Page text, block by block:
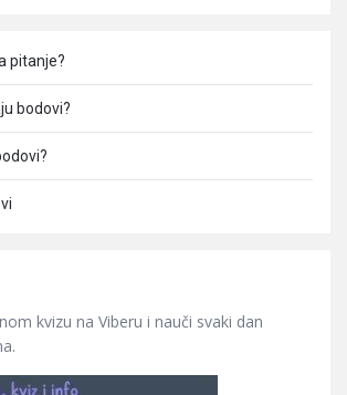
pitanje?
bodovi?
kvizu na Viberu i nauči svaki dan